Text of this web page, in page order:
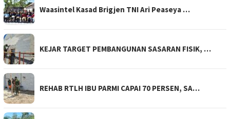
Waasintel Kasad Brigjen TNI Ari Peaseya …
KEJAR TARGET PEMBANGUNAN SASARAN FISIK, …
REHAB RTLH IBU PARMI CAPAI 70 PERSEN, SA…